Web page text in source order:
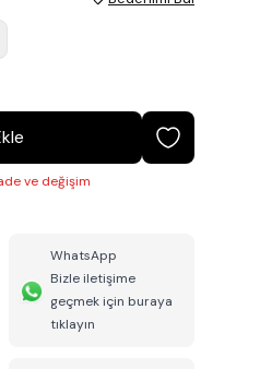
ve değişim
WhatsApp
Bizle iletişime
geçmek için buraya
tıklayın